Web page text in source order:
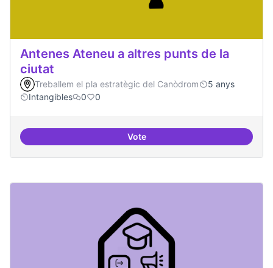
Antenes Ateneu a altres punts de la
ciutat
Treballem el pla estratègic del Canòdrom
5 anys
Intangibles
0 0
VoteAntenes Ateneu a altres punts